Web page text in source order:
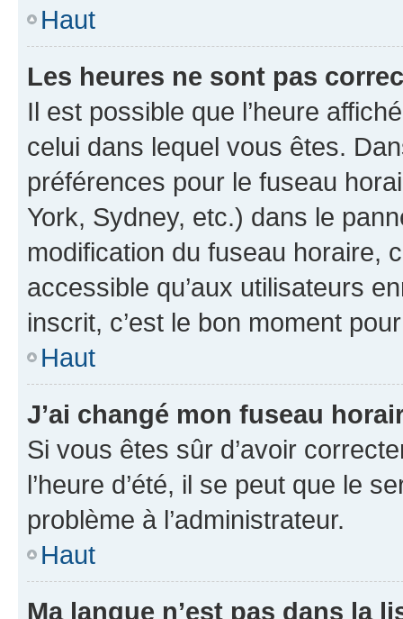
Haut
Les heures ne sont pas
Il est possible que l’heure
celui dans lequel vous êtes.
préférences pour le fuseau
York, Sydney, etc.) dans le
modification du fuseau horaire,
accessible qu’aux utilisateurs
inscrit, c’est le bon moment
Haut
J’ai changé mon fuseau
Si vous êtes sûr d’avoir
l’heure d’été, il se peut que le
problème à l’administrateur.
Haut
Ma langue n’est pas dans la